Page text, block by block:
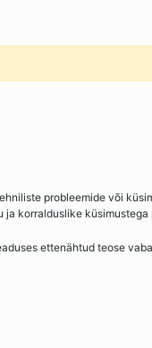
probleemide või
ja korralduslike
ettenähtud teose